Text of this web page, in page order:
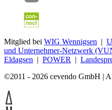
Mitglied bei WIG Wennigsen |
und Unternehmer-Netzwerk
Eldagsen | POWER |
©2011 - 2026 cevendo GmbH |